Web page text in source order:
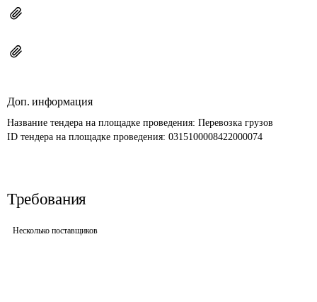
Доп. информация
Название тендера на площадке проведения: Перевозка грузов
ID тендера на площадке проведения: 0315100008422000074
Требования
Несколько поставщиков